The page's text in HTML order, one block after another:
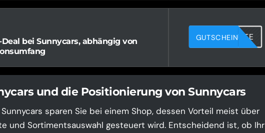
bei Sunnycars, abhängig von
GYPQ5ULTE
GUTSCHEIN
und die Positionierung von Sunnycars
sparen Sie bei einem Shop, dessen Vorteil meist über
und Sortimentsauswahl gesteuert wird. Entscheidend ist, ob Ihr